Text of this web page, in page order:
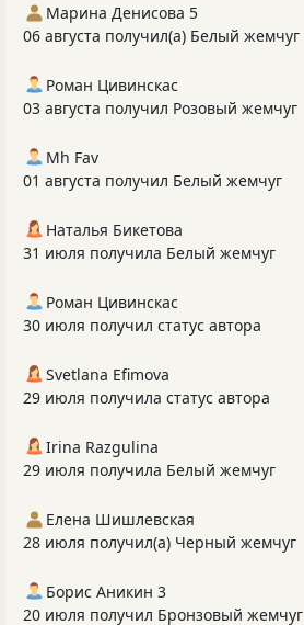
Марина Денисова 5
06 августа получил(а) Белый жемчуг
Роман Цивинскас
03 августа получил Розовый жемчуг
Mh Fav
01 августа получил Белый жемчуг
Наталья Бикетова
31 июля получила Белый жемчуг
Роман Цивинскас
30 июля получил статус автора
Svetlana Efimova
29 июля получила статус автора
Irina Razgulina
29 июля получила Белый жемчуг
Елена Шишлевская
28 июля получил(а) Черный жемчуг
Борис Аникин 3
20 июля получил Бронзовый жемчуг